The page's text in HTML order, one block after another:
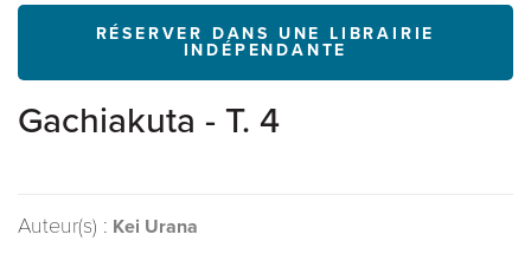
RÉSERVER DANS UNE LIBRAIRIE
INDÉPENDANTE
Gachiakuta - T. 4
Auteur(s) : Kei Urana